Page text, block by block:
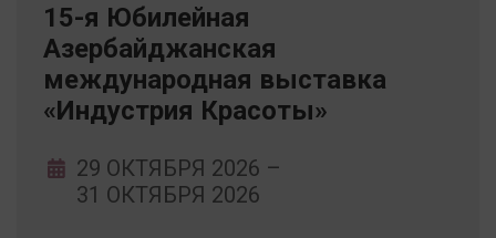
15-я Юбилейная
Азербайджанская
международная выставка
«Индустрия Красоты»
29 ОКТЯБРЯ 2026 –
31 ОКТЯБРЯ 2026